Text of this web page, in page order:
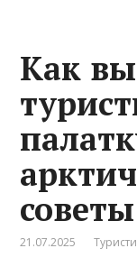
Как
советы
21.07.2025